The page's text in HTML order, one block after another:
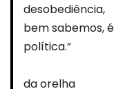
desobediência,
bem sabemos, é
política.”
da orelha